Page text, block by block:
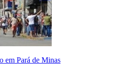
em Pará de Minas